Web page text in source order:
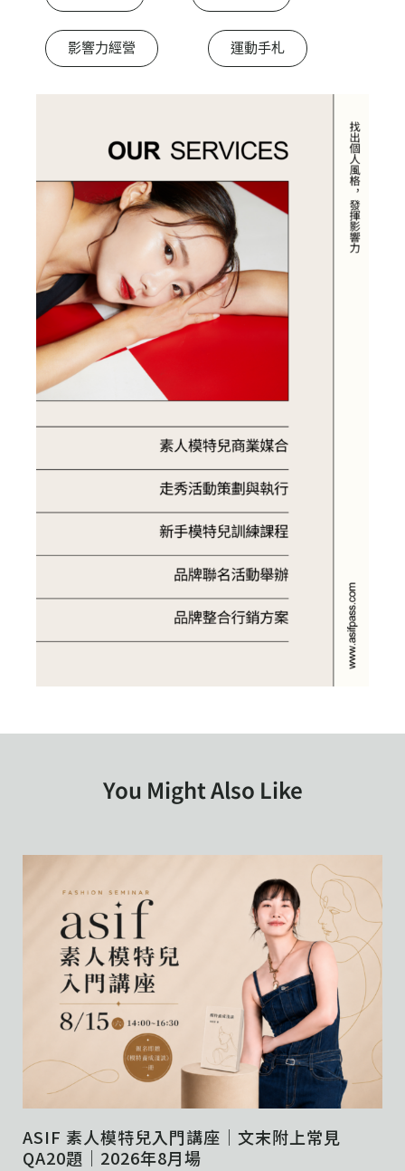
影響力經營 運動手札
You Might Also Like
ASIF 素人模特兒入門講座｜文末附上常見
QA20題｜2026年8月場